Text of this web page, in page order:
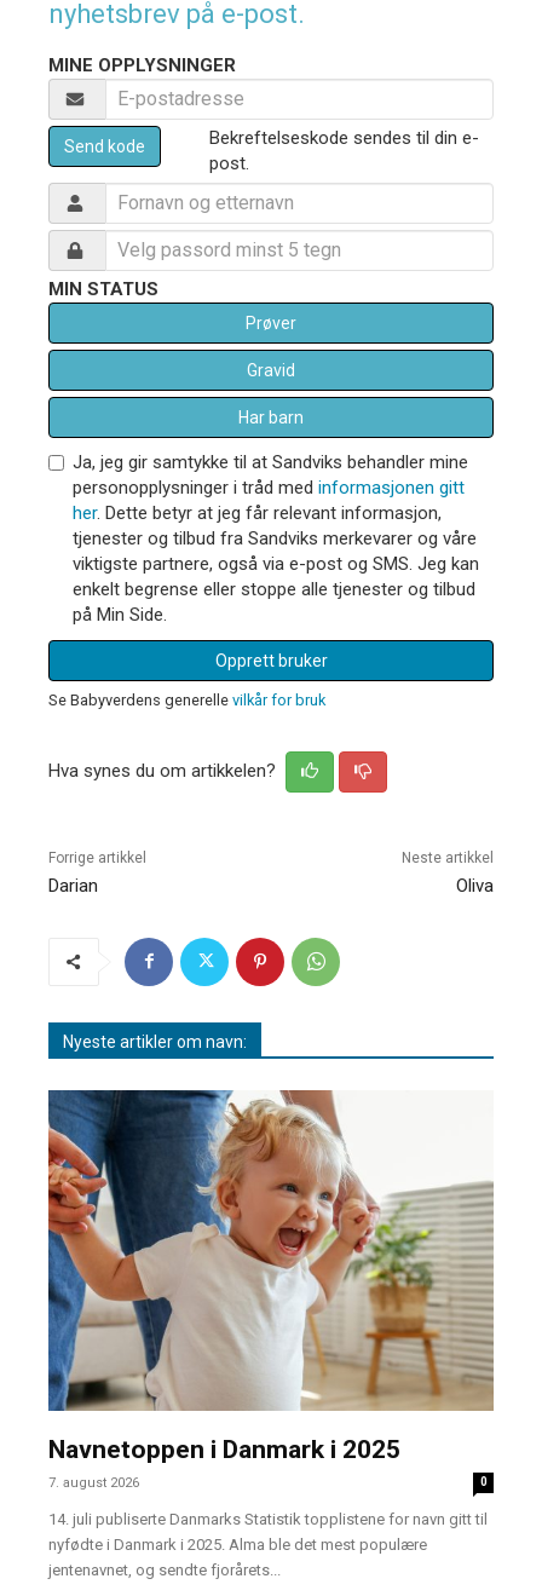
nyhetsbrev på e-post.
MINE OPPLYSNINGER
Send kode
Bekreftelseskode sendes til din e-
post.
MIN STATUS
Prøver
Gravid
Har barn
Ja, jeg gir samtykke til at Sandviks behandler mine
personopplysninger i tråd med informasjonen gitt
her. Dette betyr at jeg får relevant informasjon,
tjenester og tilbud fra Sandviks merkevarer og våre
viktigste partnere, også via e-post og SMS. Jeg kan
enkelt begrense eller stoppe alle tjenester og tilbud
på Min Side.
Opprett bruker
Se Babyverdens generelle vilkår for bruk
Hva synes du om artikkelen?
Forrige artikkel
Darian
Neste artikkel
Oliva
Nyeste artikler om navn:
Navnetoppen i Danmark i 2025
7. august 2026 0
14. juli publiserte Danmarks Statistik topplistene for navn gitt til
nyfødte i Danmark i 2025. Alma ble det mest populære
jentenavnet, og sendte fjorårets...